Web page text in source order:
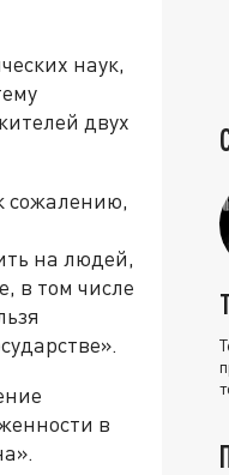
наук,
двух
сожалению,
на людей,
в том числе
в